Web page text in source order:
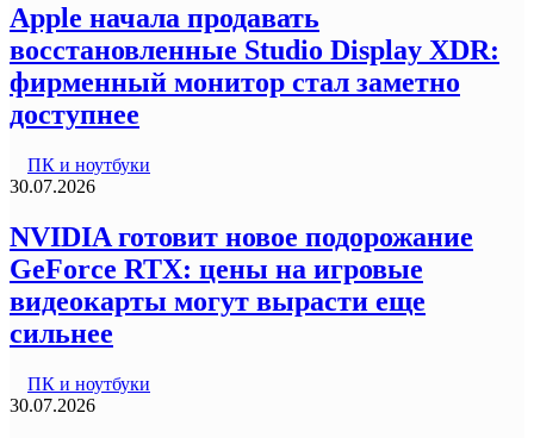
Apple начала продавать
восстановленные Studio Display XDR:
фирменный монитор стал заметно
доступнее
ПК и ноутбуки
30.07.2026
NVIDIA готовит новое подорожание
GeForce RTX: цены на игровые
видеокарты могут вырасти еще
сильнее
ПК и ноутбуки
30.07.2026